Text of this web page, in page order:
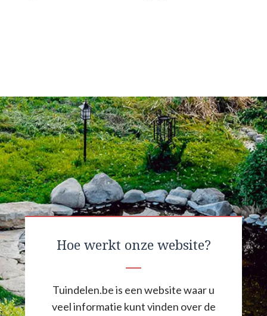
Hoe werkt onze website?
Tuindelen.be is een website waar u
veel informatie kunt vinden over de